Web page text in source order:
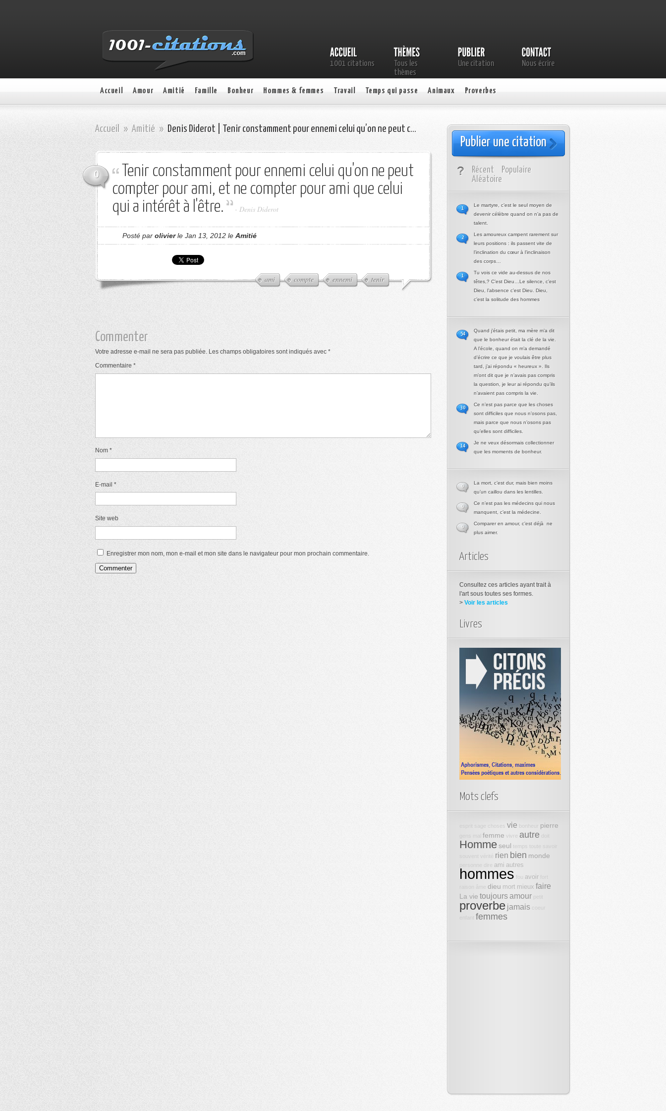
1001 citations
Tous les
thèmes
Une citation Nous écrire
Accueil Amour Amitié Famille Bonheur Hommes & femmes Travail Temps qui passe Animaux Proverbes
Accueil » Amitié » Denis Diderot | Tenir constamment pour ennemi celui qu’on ne peut c…
0
Tenir constamment pour ennemi celui qu'on ne peut
compter pour ami, et ne compter pour ami que celui
qui a intérêt à l'être.
- Denis Diderot
Posté par olivierle Jan 13, 2012 le Amitié
ami compte ennemi tenir
Commenter
Votre adresse e-mail ne sera pas publiée. Les champs obligatoires sont indiqués avec *
Commentaire *
Nom *
E-mail *
Site web
Enregistrer mon nom, mon e-mail et mon site dans le navigateur pour mon prochain commentaire.
Publier une citation
Récent
Populaire
Aléatoire
Le martyre, c’est le seul moyen de
devenir célèbre quand on n’a pas de
talent.
1
Les amoureux campent rarement sur
leurs positions : ils passent vite de
l’inclination du cœur à l’inclinaison
des corps…
2
Tu vois ce vide au-dessus de nos
têtes,? C’est Dieu…Le silence, c’est
Dieu, l’absence c’est Dieu. Dieu,
c’est la solitude des hommes
1
Quand j’étais petit, ma mère m’a dit
que le bonheur était la clé de la vie.
A l’école, quand on m’a demandé
d’écrire ce que je voulais être plus
tard, j’ai répondu « heureux ». Ils
m’ont dit que je n’avais pas compris
la question, je leur ai répondu qu’ils
n’avaient pas compris la vie.
54
Ce n’est pas parce que les choses
sont difficiles que nous n’osons pas,
mais parce que nous n’osons pas
qu’elles sont difficiles.
30
Je ne veux désormais collectionner
que les moments de bonheur.
14
La mort, c’est dur, mais bien moins
qu’un caillou dans les lentilles.
0
Ce n’est pas les médecins qui nous
manquent, c’est la médecine.
0
Comparer en amour, c’est déjà ne
plus aimer.
0
Articles
Consultez ces articles ayant trait à
l'art sous toutes ses formes.
> Voir les articles
Livres
Mots clefs
sage choses vie bonheur pierre
mal femme vivre autre
Hommeseul temps toute
souvent
vérité rien bien monde
dire ami autres
hommes fou avoir fort
âme dieu mort mieux faire
La vie toujoursamour petit
proverbe jamais coeur
femmes